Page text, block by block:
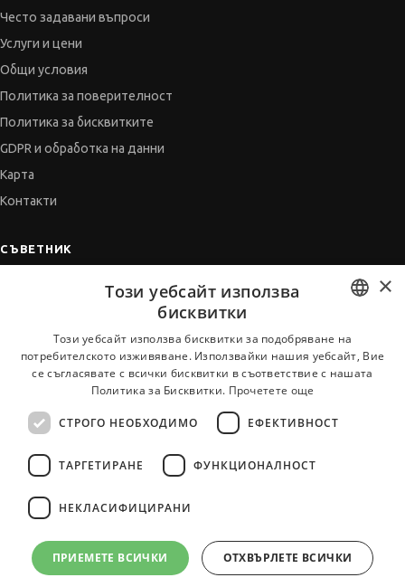
Често задавани въпроси
Услуги и цени
Общи условия
Политика за поверителност
Политика за бисквитките
GDPR и обработка на данни
Карта
Контакти
СЪВЕТНИК
Когато получим оферта
Vihra AI
За новодошли
Всички услуги на JobTiger
BULGARIAN
ENGLISH
×
Този уебсайт използва
бисквитки
Този уебсайт използва бисквитки за подобряване на
потребителското изживяване. Използвайки нашия уебсайт, Вие
се съгласявате с всички бисквитки в съответствие с нашата
Политика за Бисквитки. Прочетете още
СТРОГО НЕОБХОДИМО ЕФЕКТИВНОСТ
ТАРГЕТИРАНЕ ФУНКЦИОНАЛНОСТ
НЕКЛАСИФИЦИРАНИ
ПРИЕМЕТЕ ВСИЧКИ ОТХВЪРЛЕТЕ ВСИЧКИ